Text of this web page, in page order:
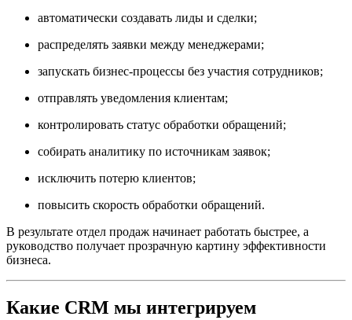
автоматически создавать лиды и сделки;
распределять заявки между менеджерами;
запускать бизнес-процессы без участия сотрудников;
отправлять уведомления клиентам;
контролировать статус обработки обращений;
собирать аналитику по источникам заявок;
исключить потерю клиентов;
повысить скорость обработки обращений.
В результате отдел продаж начинает работать быстрее, а
руководство получает прозрачную картину эффективности
бизнеса.
Какие CRM мы интегрируем